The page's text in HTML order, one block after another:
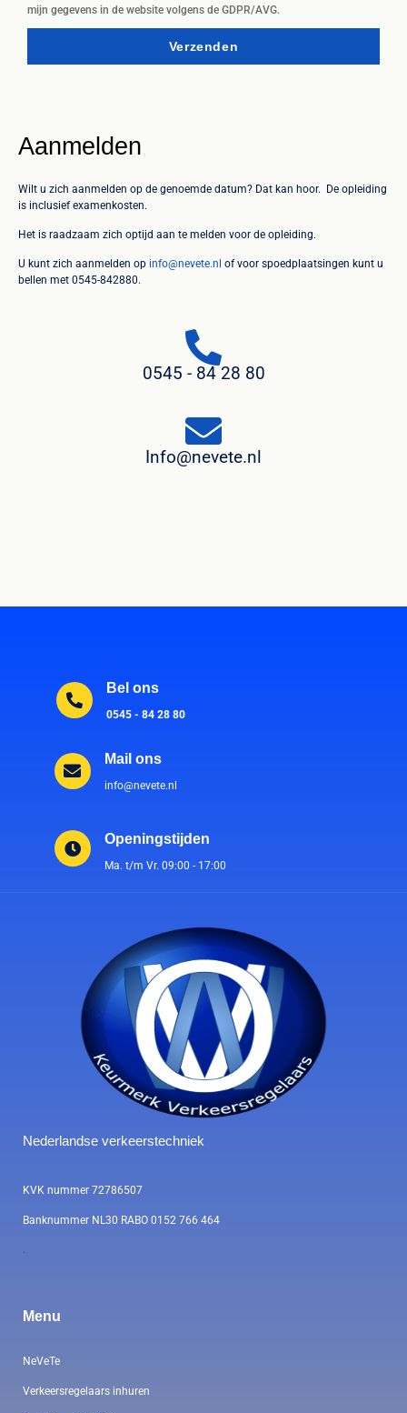
Aanmelden
Wilt u zich aanmelden op de genoemde datum? Dat kan hoor. De opleiding
is inclusief examenkosten.
Het is raadzaam zich optijd aan te melden voor de opleiding.
U kunt zich aanmelden op info@nevete.nl of voor spoedplaatsingen kunt u
bellen met 0545-842880.
0545 - 84 28 80
Info@nevete.nl
mijn gegevens in de website volgens de GDPR/AVG.
Verzenden
Bel ons
0545 - 84 28 80
Mail ons
info@nevete.nl
Openingstijden
Ma. t/m Vr. 09:00 - 17:00
Nederlandse verkeerstechniek
KVK nummer 72786507
Banknummer NL30 RABO 0152 766 464
.
Menu
NeVeTe
Verkeersregelaars inhuren